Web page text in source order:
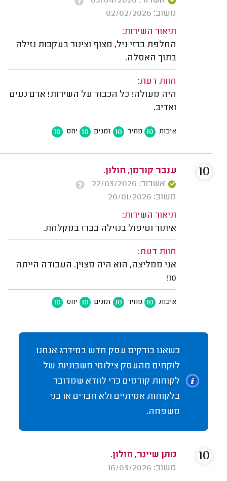
משוב: 02/02/2026
תיאור השירות:
החלפת ברזי ניל, מצוף וצינור בעקבות נזילה
בתוך האסלה.
חוות דעת:
היה מעולה! כל הכבוד על השירות! אדם נעים
ואדיב.
איכות 10 מחיר 10 זמנים 10 יחס 10
ענבר קורמן, חולון.
אשרור: 22/03/2026
משוב: 20/01/2026
תיאור השירות:
איתור וטיפול בנזילה בברז במקלחת.
חוות דעת:
אני ממליצה, הוא היה מצוין. העבודה הייתה
10!
איכות 10 מחיר 10 זמנים 10 יחס 10
10
כשאנו בודקים עסק חדש במידרג אנחנו
לוקחים מהעסק צילומי חשבוניות של
לקוחות קודמים כדי לוודא שמדובר
בלקוחות אמיתיים ולא חברים או בני
משפחה.
מתן שיינר, חולון.
משוב: 16/03/2026
10